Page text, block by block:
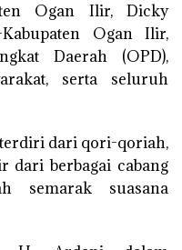
Ogan Ilir, Dicky
Ogan Ilir,
Daerah (OPD),
serta seluruh
dari qori-qoriah,
dari berbagai cabang
semarak suasana